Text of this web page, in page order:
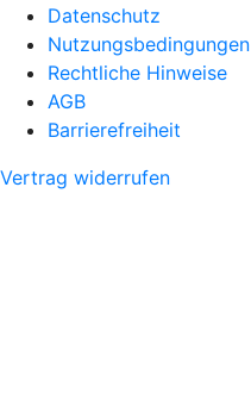
Datenschutz
Nutzungsbedingungen
Rechtliche Hinweise
AGB
Barrierefreiheit
Vertrag widerrufen